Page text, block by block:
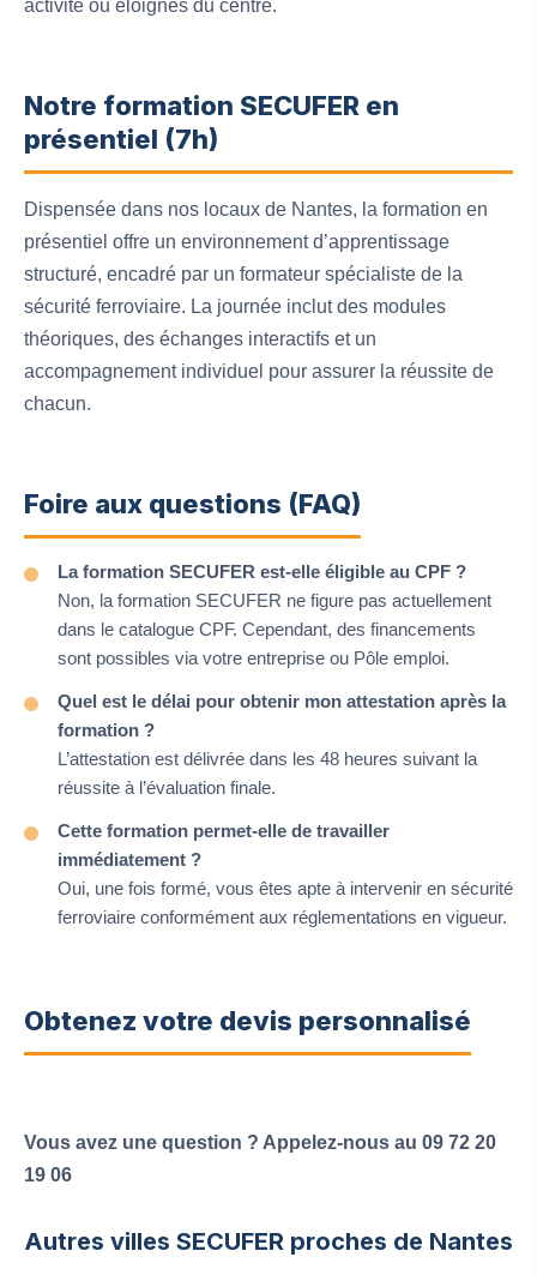
activité ou éloignés du centre.
Notre formation SECUFER en
présentiel (7h)
Dispensée dans nos locaux de Nantes, la formation en
présentiel offre un environnement d’apprentissage
structuré, encadré par un formateur spécialiste de la
sécurité ferroviaire. La journée inclut des modules
théoriques, des échanges interactifs et un
accompagnement individuel pour assurer la réussite de
chacun.
Foire aux questions (FAQ)
La formation SECUFER est-elle éligible au CPF ?
Non, la formation SECUFER ne figure pas actuellement
dans le catalogue CPF. Cependant, des financements
sont possibles via votre entreprise ou Pôle emploi.
Quel est le délai pour obtenir mon attestation après la
formation ?
L’attestation est délivrée dans les 48 heures suivant la
réussite à l’évaluation finale.
Cette formation permet-elle de travailler
immédiatement ?
Oui, une fois formé, vous êtes apte à intervenir en sécurité
ferroviaire conformément aux réglementations en vigueur.
Obtenez votre devis personnalisé
Vous avez une question ? Appelez-nous au 09 72 20
19 06
Autres villes SECUFER proches de Nantes